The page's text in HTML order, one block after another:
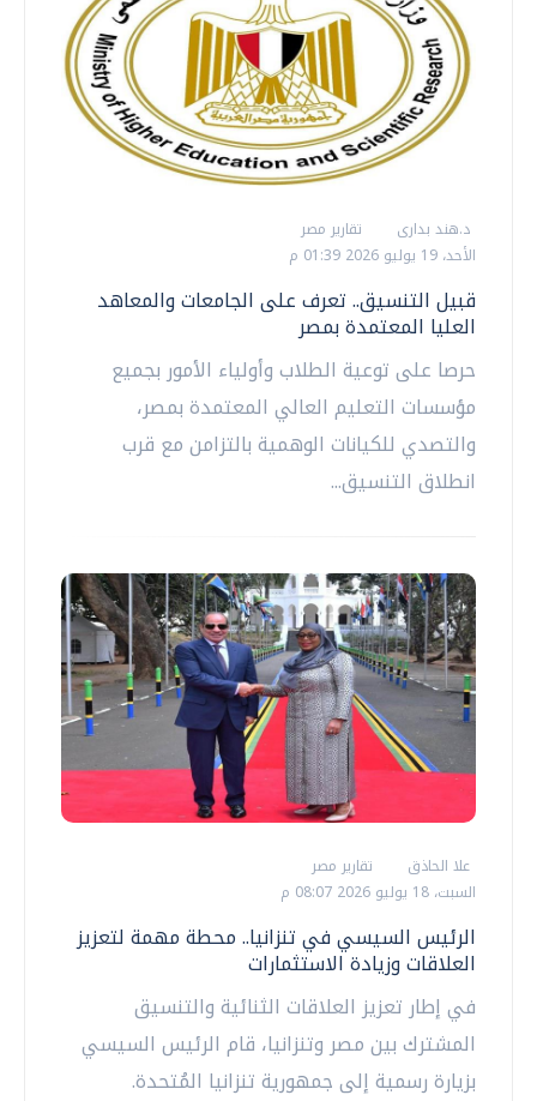
د.هند بدارى
تقارير مصر
الأحد، 19 يوليو 2026 01:39 م
قبيل التنسيق.. تعرف على الجامعات والمعاهد
العليا المعتمدة بمصر
حرصا على توعية الطلاب وأولياء الأمور بجميع
مؤسسات التعليم العالي المعتمدة بمصر،
والتصدي للكيانات الوهمية بالتزامن مع قرب
انطلاق التنسيق...
علا الحاذق
تقارير مصر
السبت، 18 يوليو 2026 08:07 م
الرئيس السيسي في تنزانيا.. محطة مهمة لتعزيز
العلاقات وزيادة الاستثمارات
في إطار تعزيز العلاقات الثنائية والتنسيق
المشترك بين مصر وتنزانيا، قام الرئيس السيسي
بزيارة رسمية إلى جمهورية تنزانيا المُتحدة.